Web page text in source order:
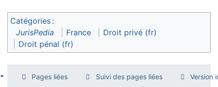
Catégories :
JurisPedia
France
Droit privé (fr)
Droit pénal (fr)
Pages liées Suivi des pages liées Version